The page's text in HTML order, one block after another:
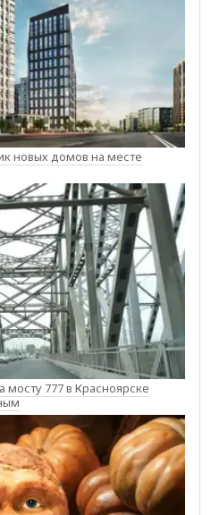
новых домов на месте
777 в Красноярске